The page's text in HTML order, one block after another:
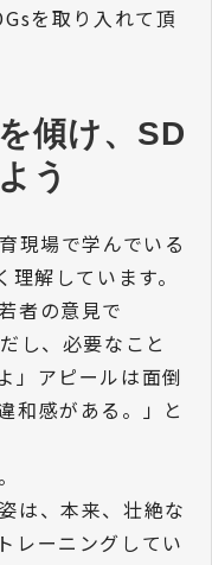
を取り入れて頂
傾け、SD
う
現場で学んでいる
解しています。
者の意見で
し、必要なこと
」アピールは面倒
和感がある。」と
は、本来、壮絶な
レーニングしてい